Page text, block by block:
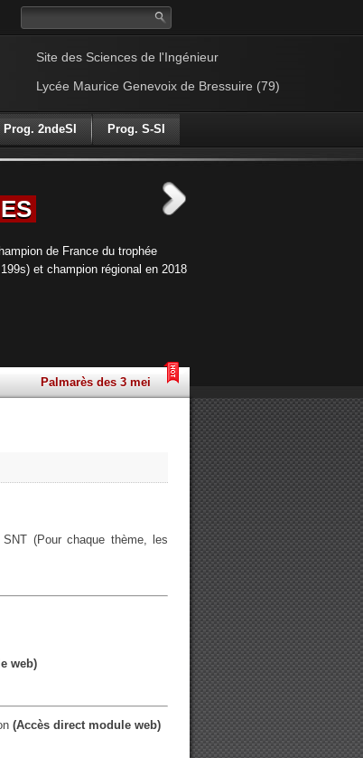
Site des Sciences de l'Ingénieur
Lycée Maurice Genevoix de Bressuire (79)
de France du trophée
et champion régional en 2018
Palmarès des 3 meilleures équipes du lycée Genevoix du
Prog. 2ndeSI Prog. S-SI
(Pour chaque thème, les
web)
(Accès direct module web)